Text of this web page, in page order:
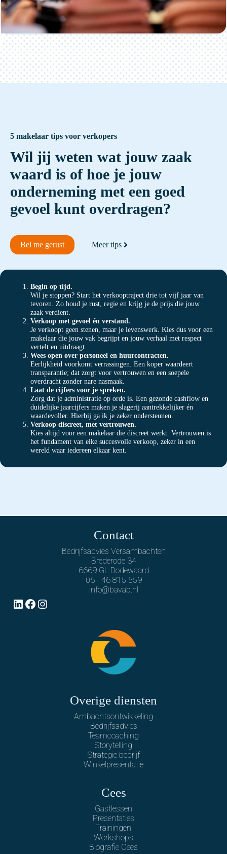
5 makelaar tips voor verkopers
Wil jij weten wat jouw zaak
waard is of hoe je jouw
onderneming met een goed
gevoel kunt overdragen?
Bel me gerust Meer tips
Begin op tijd.
Wil je stoppen? Start het verkooptraject drie tot vijf jaar van
tevoren. Zo houd je rust, regie en krijg je de prijs die jouw
zaak verdient.
Verkoop met gevoel én verstand.
Je verkoopt geen stenen, maar je levenswerk. Kies dus voor een
makelaar die jouw vak begrijpt en jouw verhaal met respect
vertelt en uitdraagt.
Wees open over personeel en huurcontracten.
Eerlijkheid voorkomt verrassingen. Een koper waardeert
transparantie; dat zorgt voor vertrouwen en een soepele
overdracht zonder nare nasmaak.
Laat de cijfers voor je spreken.
Zorg dat je administratie op orde is. Een gezonde cashflow en
duidelijke jaarcijfers maken je slagerij aantrekkelijker én
waardevoller. Hierbij ga ik je zeker ondersteunen.
Verkoop discreet, met vertrouwen.
Kies altijd voor een makelaar die discreet werkt. Vertrouwen is
het fundament van elke succesvolle verkoop, zeker in een
wereld waar iedereen elkaar kent.
Contact
Bedrijfsadvies Versambachten
Brederode 34
6669 GL Dodewaard
06 - 46 815 559
info@bavab.nl
LinkedIn
Facebook
Instagram
Overige diensten
Ambachtsontwikkeling
Bedrijfsadvies
Teamcoaching
Storytelling
Strategie bedrijf
Winkelpresentatie
Cees
Gastlessen
Presentaties
Trainingen
Workshops
Biografie Cees